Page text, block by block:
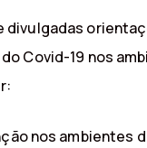
divulgadas
Covid-19 nos
nos ambientes